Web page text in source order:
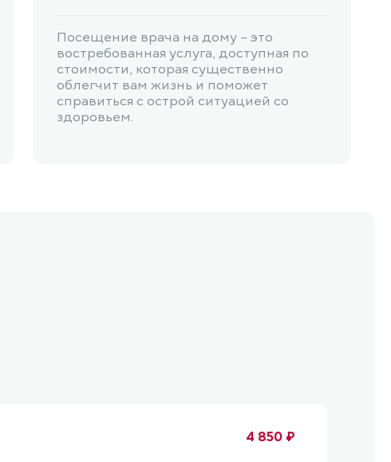
Посещение врача на дому – это
востребованная услуга, доступная по
стоимости, которая существенно
облегчит вам жизнь и поможет
справиться с острой ситуацией со
здоровьем.
4 850 ₽